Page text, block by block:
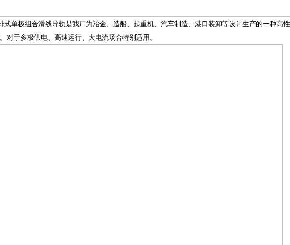
式单极组合滑线导轨是我厂为冶金、造船、起重机、汽车制造、港口装卸等设计生产的一种高性
对于多极供电、高速运行、大电流场合特别适用。